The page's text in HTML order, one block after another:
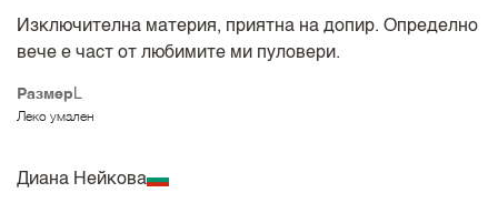
Размер L
Леко умален
Изключителна материя, приятна на допир. Определно
вече е част от любимите ми пуловери.
Диана Нейкова